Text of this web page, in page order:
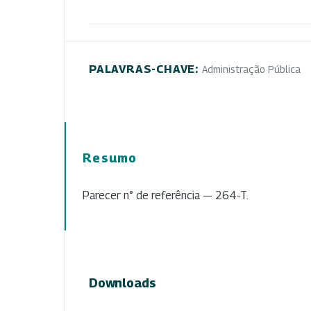
PALAVRAS-CHAVE: Administração Pública
Resumo
Parecer n° de referência — 264-T.
Downloads